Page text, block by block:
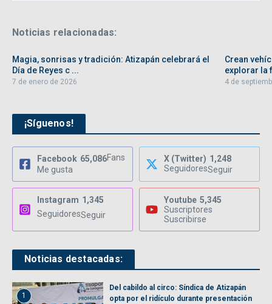
Noticias relacionadas:
Magia, sonrisas y tradición: Atizapán celebrará el
Día de Reyes c ...
7 de enero de 2026
Crean
explorar la
4 de
¡Síguenos!
Facebook 65,086Fans
Me gusta
X (Twitter) 1,248
SeguidoresSeguir
Instagram 1,345
SeguidoresSeguir
Youtube 5,345
Suscriptores
Suscribirse
Noticias destacadas:
1
Del cabildo al circo: Síndica de Atizapán
opta por el ridículo durante presentación